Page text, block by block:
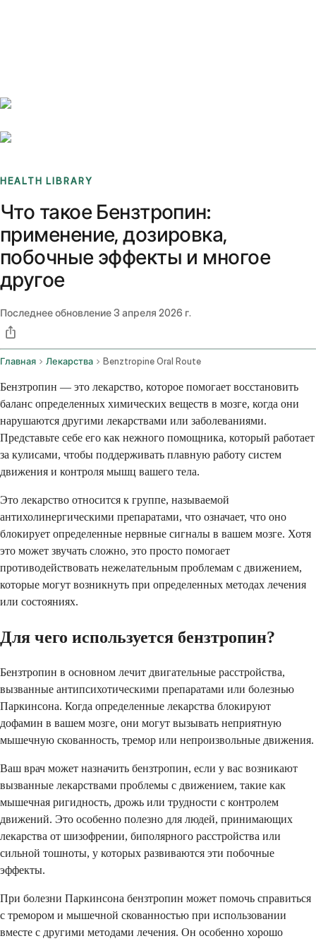
HEALTH LIBRARY
Что такое Бензтропин:
применение, дозировка,
побочные эффекты и многое
другое
Последнее обновление3 апреля 2026 г.
Главная Лекарства Benztropine Oral Route
Бензтропин — это лекарство, которое помогает восстановить
баланс определенных химических веществ в мозге, когда они
нарушаются другими лекарствами или заболеваниями.
Представьте себе его как нежного помощника, который работает
за кулисами, чтобы поддерживать плавную работу систем
движения и контроля мышц вашего тела.
Это лекарство относится к группе, называемой
антихолинергическими препаратами, что означает, что оно
блокирует определенные нервные сигналы в вашем мозге. Хотя
это может звучать сложно, это просто помогает
противодействовать нежелательным проблемам с движением,
которые могут возникнуть при определенных методах лечения
или состояниях.
Для чего используется бензтропин?
Бензтропин в основном лечит двигательные расстройства,
вызванные антипсихотическими препаратами или болезнью
Паркинсона. Когда определенные лекарства блокируют
дофамин в вашем мозге, они могут вызывать неприятную
мышечную скованность, тремор или непроизвольные движения.
Ваш врач может назначить бензтропин, если у вас возникают
вызванные лекарствами проблемы с движением, такие как
мышечная ригидность, дрожь или трудности с контролем
движений. Это особенно полезно для людей, принимающих
лекарства от шизофрении, биполярного расстройства или
сильной тошноты, у которых развиваются эти побочные
эффекты.
При болезни Паркинсона бензтропин может помочь справиться
с тремором и мышечной скованностью при использовании
вместе с другими методами лечения. Он особенно хорошо